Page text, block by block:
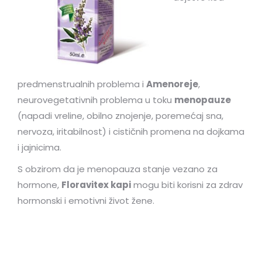
predmenstrualnih problema i Amenoreje,
neurovegetativnih problema u toku menopauze
(napadi vreline, obilno znojenje, poremećaj sna,
nervoza, iritabilnost) i cističnih promena na dojkama
i jajnicima.
S obzirom da je menopauza stanje vezano za
hormone, Floravitex kapimogu biti korisni za zdrav
hormonski i emotivni život žene.